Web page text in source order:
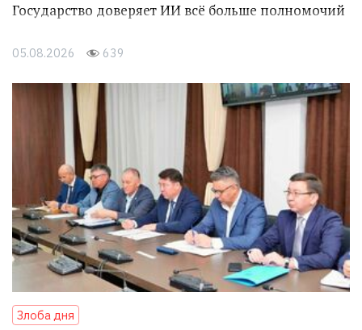
Государство доверяет ИИ всё больше полномочий
05.08.2026 639
Злоба дня